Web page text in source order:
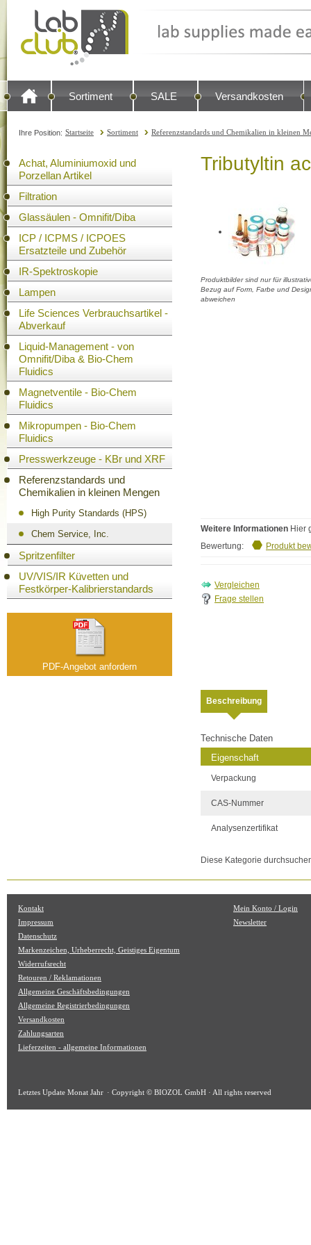
Sortiment SALE Versandkosten
Ihre Position: Startseite Sortiment Referenzstandards und Chemikalien in kleinen
Achat, Aluminiumoxid und
Porzellan Artikel
Filtration
Glassäulen - Omnifit/Diba
ICP / ICPMS / ICPOES
Ersatzteile und Zubehör
IR-Spektroskopie
Lampen
Life Sciences Verbrauchsartikel -
Abverkauf
Liquid-Management - von
Omnifit/Diba & Bio-Chem
Fluidics
Magnetventile - Bio-Chem
Fluidics
Mikropumpen - Bio-Chem
Fluidics
Presswerkzeuge - KBr und XRF
Referenzstandards und
Chemikalien in kleinen Mengen
High Purity Standards (HPS)
Chem Service, Inc.
Spritzenfilter
UV/VIS/IR Küvetten und
Festkörper-Kalibrierstandards
PDF-Angebot anfordern
Tributyltin
Produktbilder sind nur für
Bezug auf Form, Farbe und
abweichen
Weitere Informationen Hier
Bewertung:
Produkt
Frage stellen
Beschreibung
Technische Daten
Eigenschaft
Verpackung
CAS-Nummer
Analysenzertifikat
Diese Kategorie
Kontakt
Impressum
Datenschutz
Markenzeichen, Urheberrecht, Geistiges Eigentum
Widerrufsrecht
Retouren / Reklamationen
Allgemeine Geschäftsbedingungen
Allgemeine Registrierbedingungen
Versandkosten
Zahlungsarten
Lieferzeiten - allgemeine Informationen
Mein Konto / Login
Newsletter
Letztes Update Monat Jahr · Copyright © BIOZOL GmbH · All rights reserved